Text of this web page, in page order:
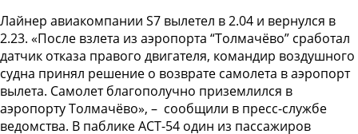
Лайнер авиакомпании S7 вылетел в 2.04 и вернулся в
2.23. «После взлета из аэропорта “Толмачёво” сработал
датчик отказа правого двигателя, командир воздушного
судна принял решение о возврате самолета в аэропорт
вылета. Самолет благополучно приземлился в
аэропорту Толмачёво», – сообщили в пресс-службе
ведомства. В паблике АСТ-54 один из пассажиров